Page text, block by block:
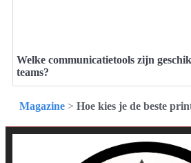
Welke communicatietools zijn
teams?
Magazine> Hoe kies je de beste